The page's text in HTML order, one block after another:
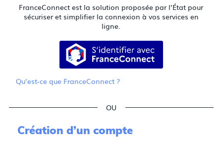
FranceConnect est la solution proposée par l’État pour
sécuriser et simplifier la connexion à vos services en
ligne.
S’identifier avec FranceConnect
Qu’est-ce que FranceConnect ?
Création d’un compte